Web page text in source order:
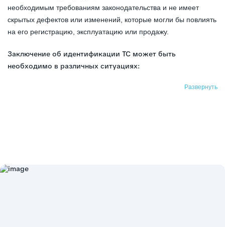
необходимым требованиям законодательства и не имеет
скрытых дефектов или изменений, которые могли бы повлиять
на его регистрацию, эксплуатацию или продажу.
Заключение об идентификации ТС может быть
необходимо в различных ситуациях:
Развернуть